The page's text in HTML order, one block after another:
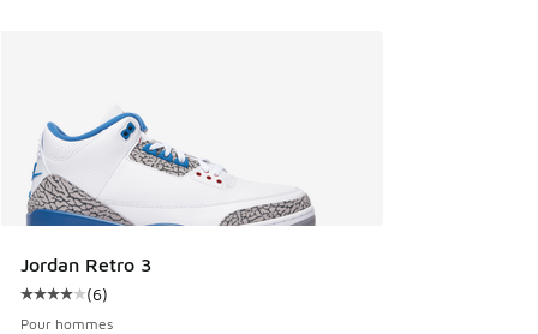
Jordan Retro 3
Cote moyenne du client - [4 sur 5 étoiles], 6 commentaires
(6)
Pour hommes